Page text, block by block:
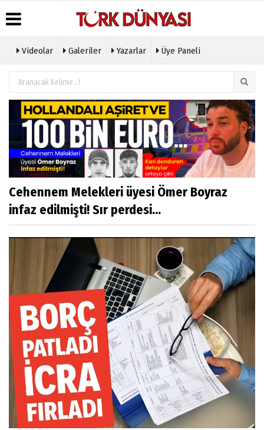
Üye Paneli
Haber
Arşivi
Gazete
Arşivi
Günün
Haberleri
Hava
Gazete
Manşetleri
Anketler
Biyografiler
Köşe
Video
Galeri
Foto
Galeri
Etkinlikler
Künye
Çerez
Politikası
Gizlilik
İlkeleri
Videolar Galeriler Yazarlar Üye Paneli
Cehennem Melekleri üyesi Ömer Boyraz
infaz edilmişti! Sır perdesi...